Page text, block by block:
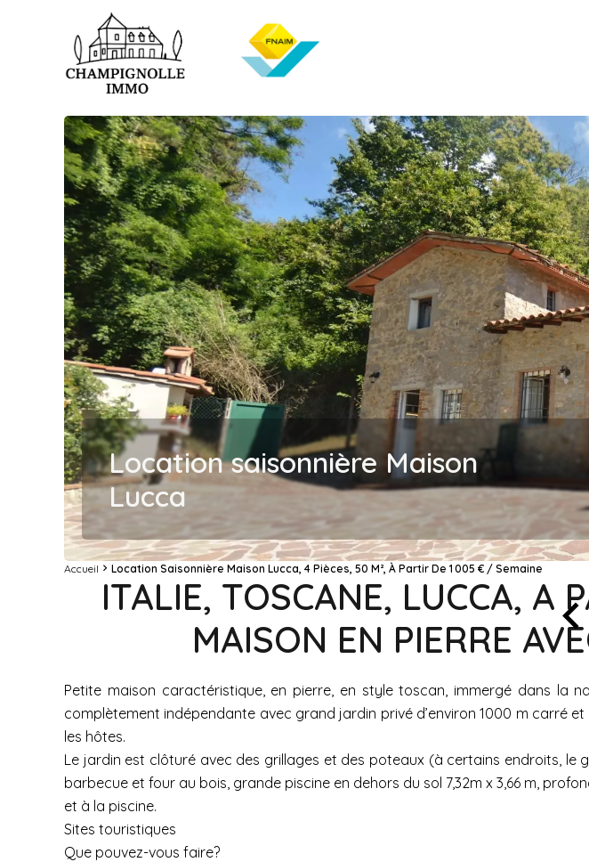
Location saisonnière Maison
Lucca
Accueil Location Saisonnière Maison Lucca, 4 Pièces, 50 M², À Partir De 1 005 € / Semaine
ITALIE, TOSCANE, LUCCA, A
MAISON EN PIERRE
Petite maison caractéristique, en pierre, en style toscan, immergé dans la
complètement indépendante avec grand jardin privé d’environ 1000 m carré
les hôtes.
Le jardin est clôturé avec des grillages et des poteaux (à certains endroits, le
barbecue et four au bois, grande piscine en dehors du sol 7,32m x 3,66 m,
et à la piscine.
Sites touristiques
Que pouvez-vous faire?